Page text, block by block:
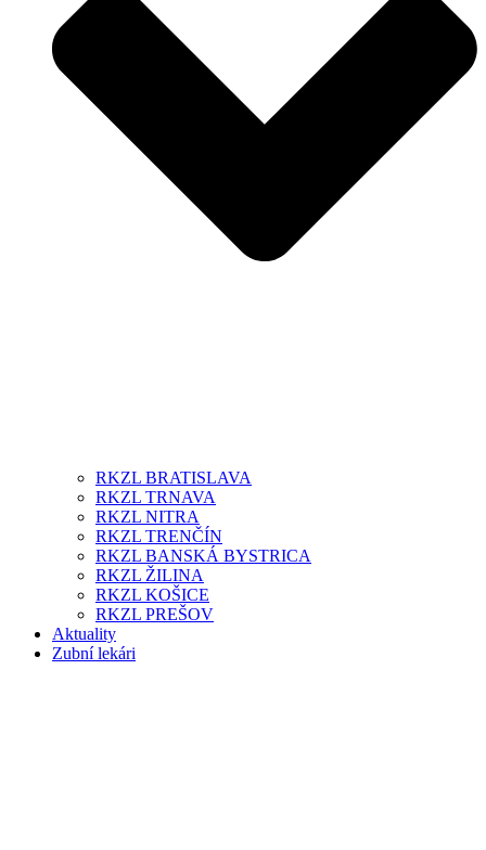
RKZL BRATISLAVA
RKZL TRNAVA
RKZL NITRA
RKZL TRENČÍN
RKZL BANSKÁ BYSTRICA
RKZL ŽILINA
RKZL KOŠICE
RKZL PREŠOV
Aktuality
Zubní lekári